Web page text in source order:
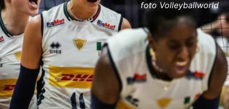
foto Volleyballworld